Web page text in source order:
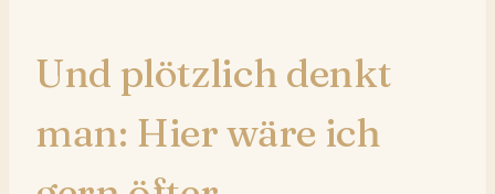
Und plötzlich denkt
man: Hier wäre ich